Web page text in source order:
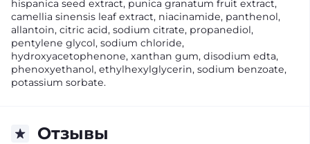
hispanica seed extract, punica granatum fruit extract,
camellia sinensis leaf extract, niacinamide, panthenol,
allantoin, citric acid, sodium citrate, propanediol,
pentylene glycol, sodium chloride,
hydroxyacetophenone, xanthan gum, disodium edta,
phenoxyethanol, ethylhexylglycerin, sodium benzoate,
potassium sorbate.
Отзывы